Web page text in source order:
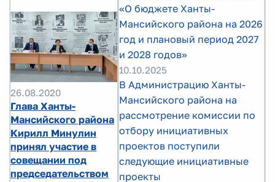
26.08.2020
Глава Ханты-
Мансийского района
Кирилл Минулин
принял участие в
совещании под
председательством
«О бюджете Ханты-
Мансийского района на 2026
год и плановый период 2027
и 2028 годов»
10.10.2025
В Администрацию Ханты-
Мансийского района на
рассмотрение комиссии по
отбору инициативных
проектов поступили
следующие инициативные
проекты